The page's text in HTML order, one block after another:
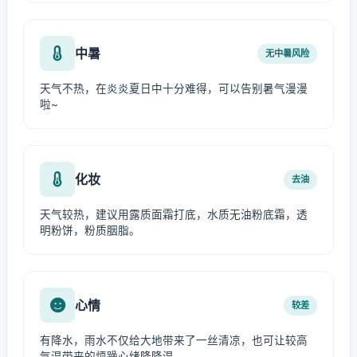
中暑 无中暑风险
天气不热，在炎炎夏日中十分难得，可以告别暑气漫漫
啦~
化妆 去油
天气较热，建议用露质面霜打底，水质无油粉底霜，透
明粉饼，粉质胭脂。
心情 较差
有降水，雨水不仅给大地带来了一丝清凉，也可让较高